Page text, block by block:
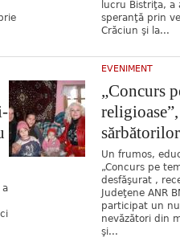
lucru Bistriţa, a
speranţă prin
Crăciun şi la...
a
EVENIMENT
„Concurs
Un frumos,
„Concurs pe
desfăşurat ,
Judeţene ANR
participat un
nevăzători din
şi...